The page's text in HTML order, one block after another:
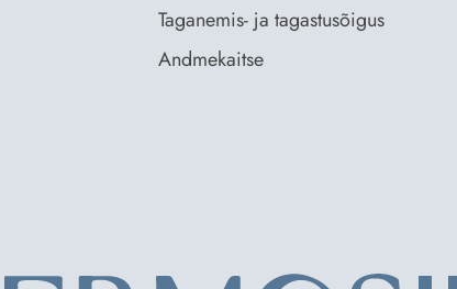
Taganemis- ja tagastusõigus
Andmekaitse